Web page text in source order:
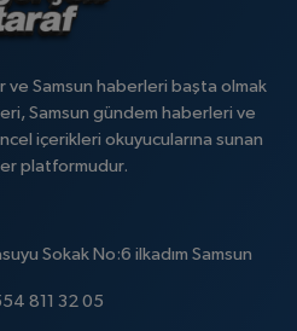
ve Samsun haberleri başta olmak
Samsun gündem haberleri ve
içerikleri okuyucularına sunan
platformudur.
Sokak No:6 ilkadım Samsun
811 32 05